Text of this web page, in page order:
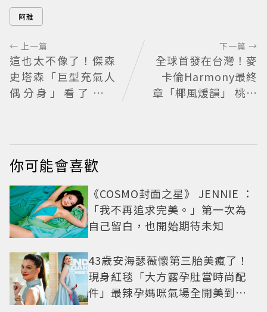
阿雅
← 上一篇
這也太不像了！傑森
史塔森「巨型充氣人
偶分身」看了只想
下一篇 →
全球首發在台灣！麥
卡倫Harmony最終
章「椰風煖韻」 桃園
你可能會喜歡
《COSMO封面之星》 JENNIE ：
「我不再追求完美。」第一次為
自己留白，也開始期待未知
43歲安海瑟薇懷第三胎美瘋了！
現身紅毯「大方露孕肚當時尚配
件」最辣孕媽咪氣場全開美到發